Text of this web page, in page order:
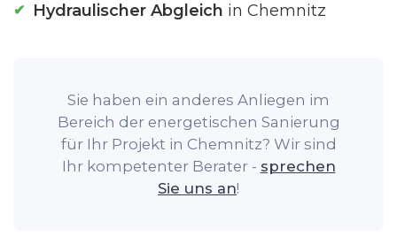
Hydraulischer Abgleich in Chemnitz
Sie haben ein anderes Anliegen im
Bereich der energetischen Sanierung
für Ihr Projekt in Chemnitz? Wir sind
Ihr kompetenter Berater - sprechen
Sie uns an!